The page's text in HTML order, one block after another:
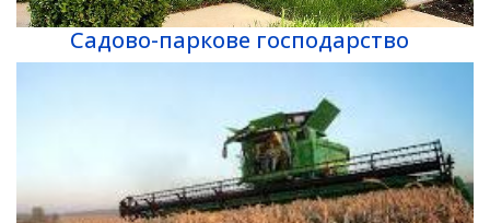
Садово-паркове господарство